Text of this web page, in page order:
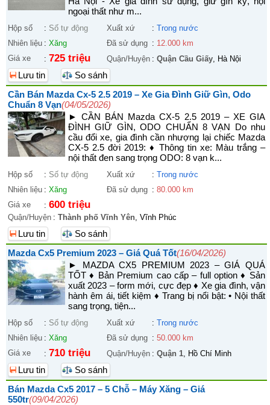
ngoại thất như m...
Hộp số : Số tự động Xuất xứ : Trong nước
Nhiên liệu : Xăng Đã sử dụng : 12.000 km
Giá xe
: 725 triệu Quận/Huyện : Quận Cầu Giấy, Hà Nội
Lưu tin
So sánh
Cần Bán Mazda Cx-5 2.5 2019 – Xe Gia Đình Giữ Gìn, Odo
Chuẩn 8 Vạn(04/05/2026)
► CẦN BÁN Mazda CX-5 2.5 2019 – XE GIA
ĐÌNH GIỮ GÌN, ODO CHUẨN 8 VẠN Do nhu
cầu đổi xe, gia đình cần nhượng lại chiếc Mazda
CX-5 2.5 đời 2019: ♦ Thông tin xe: Màu trắng –
nội thất đen sang trọng ODO: 8 vạn k...
Hộp số : Số tự động Xuất xứ : Trong nước
Nhiên liệu : Xăng Đã sử dụng : 80.000 km
Giá xe
: 600 triệu
Quận/Huyện : Thành phố Vĩnh Yên, Vĩnh Phúc
Lưu tin
So sánh
Mazda Cx5 Premium 2023 – Giá Quá Tốt(16/04/2026)
► MAZDA CX5 PREMIUM 2023 – GIÁ QUÁ
TỐT ♦ Bản Premium cao cấp – full option ♦ Sản
xuất 2023 – form mới, cực đẹp ♦ Xe gia đình, vận
hành êm ái, tiết kiệm ♦ Trang bị nổi bật: • Nội thất
sang trọng, tiện...
Hộp số : Số tự động Xuất xứ : Trong nước
Nhiên liệu : Xăng Đã sử dụng : 50.000 km
Giá xe
: 710 triệu Quận/Huyện : Quận 1, Hồ Chí Minh
Lưu tin
So sánh
Bán Mazda Cx5 2017 – 5 Chỗ – Máy Xăng – Giá
550tr(09/04/2026)